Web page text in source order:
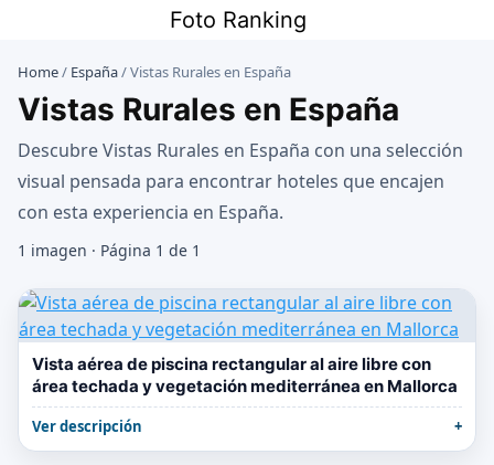
contenido
Foto Ranking
Home/ España/Vistas Rurales en España
Vistas Rurales en España
Descubre Vistas Rurales en España con una selección
visual pensada para encontrar hoteles que encajen
con esta experiencia en España.
1 imagen · Página 1 de 1
Vista aérea de piscina rectangular al aire libre con
área techada y vegetación mediterránea en Mallorca
Ver descripción